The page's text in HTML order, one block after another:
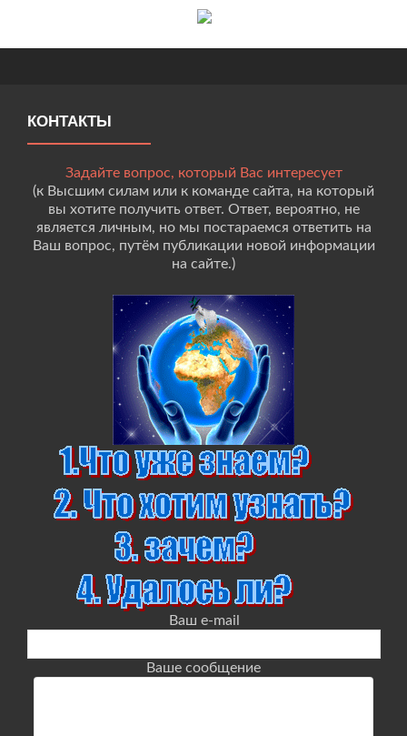
КОНТАКТЫ
Задайте вопрос, который Вас интересует
(к Высшим силам или к команде сайта, на который
вы хотите получить ответ. Ответ, вероятно, не
является личным, но мы постараемся ответить на
Ваш вопрос, путём публикации новой информации
на сайте.)
Ваш e-mail
Ваше сообщение